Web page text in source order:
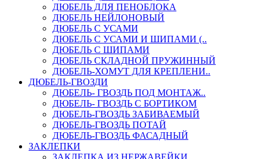
ДЮБЕЛЬ ДЛЯ ПЕНОБЛОКА
ДЮБЕЛЬ НЕЙЛОНОВЫЙ
ДЮБЕЛЬ С УСАМИ
ДЮБЕЛЬ С УСАМИ И ШИПАМИ (..
ДЮБЕЛЬ С ШИПАМИ
ДЮБЕЛЬ СКЛАДНОЙ ПРУЖИННЫЙ
ДЮБЕЛЬ-ХОМУТ ДЛЯ КРЕПЛЕНИ..
ДЮБЕЛЬ-ГВОЗДИ
ДЮБЕЛЬ- ГВОЗДЬ ПОД МОНТАЖ..
ДЮБЕЛЬ- ГВОЗДЬ С БОРТИКОМ
ДЮБЕЛЬ-ГВОЗДЬ ЗАБИВАЕМЫЙ
ДЮБЕЛЬ-ГВОЗДЬ ПОТАЙ
ДЮБЕЛЬ-ГВОЗДЬ ФАСАДНЫЙ
ЗАКЛЕПКИ
ЗАКЛЕПКА ИЗ НЕРЖАВЕЙКИ